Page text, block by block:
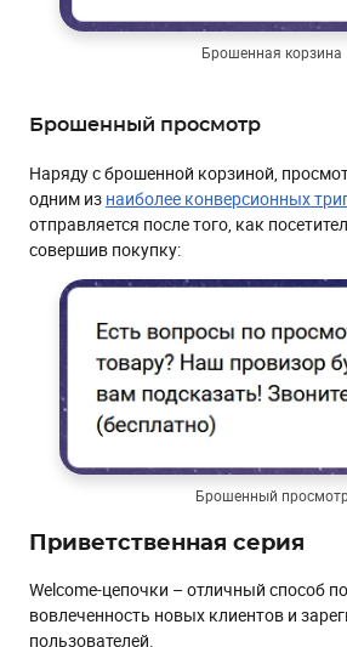
Брошенная корзина
Брошенный просмотр
Наряду с брошенной корзиной,
одним из наиболее конверсионных
отправляется после того, как
совершив покупку:
Брошенный
Приветственная серия
Welcome-цепочки – отличный способ
вовлеченность новых клиентов и
пользователей.